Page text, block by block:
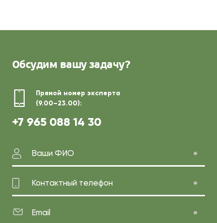
Обсудим вашу задачу?
Прямой номер эксперта
(9.00–23.00):
+7 965 088 14 30
Ваши ФИО
Контактный телефон
Email